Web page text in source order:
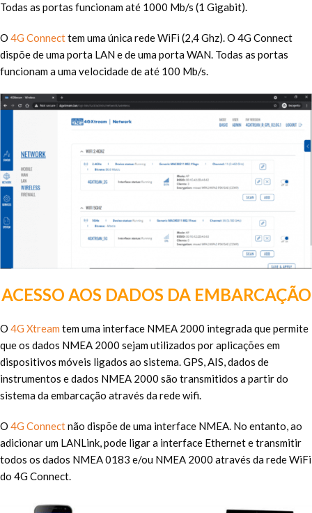
Todas as portas funcionam até 1000 Mb/s (1 Gigabit).
O 4G Connecttem uma única rede WiFi (2,4 Ghz). O 4G Connect
dispõe de uma porta LAN e de uma porta WAN. Todas as portas
funcionam a uma velocidade de até 100 Mb/s.
ACESSO AOS DADOS DA EMBARCAÇÃO
O 4G Xtream tem uma interface NMEA 2000 integrada que permite
que os dados NMEA 2000 sejam utilizados por aplicações em
dispositivos móveis ligados ao sistema. GPS, AIS, dados de
instrumentos e dados NMEA 2000 são transmitidos a partir do
sistema da embarcação através da rede wifi.
O 4G Connectnão dispõe de uma interface NMEA. No entanto, ao
adicionar um LANLink, pode ligar a interface Ethernet e transmitir
todos os dados NMEA 0183 e/ou NMEA 2000 através da rede WiFi
do 4G Connect.